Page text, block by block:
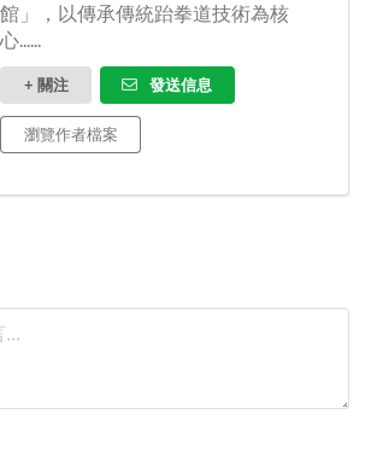
館」，以傳承傳統跆拳道技術為核
心......
+ 關注 發送信息
瀏覽作者檔案